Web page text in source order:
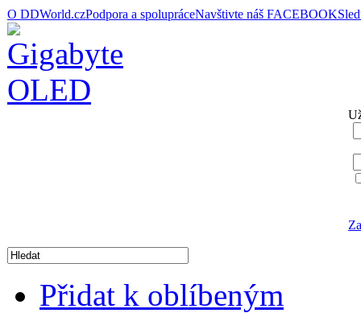
O DDWorld.czPodpora a spolupráceNavštivte náš FACEBOOK
Přidat k oblíbeným